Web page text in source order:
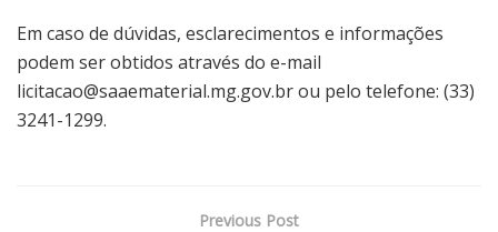
Em caso de dúvidas, esclarecimentos e informações
podem ser obtidos através do e-mail
licitacao@saaematerial.mg.gov.br ou pelo telefone: (33)
3241-1299.
Previous Post